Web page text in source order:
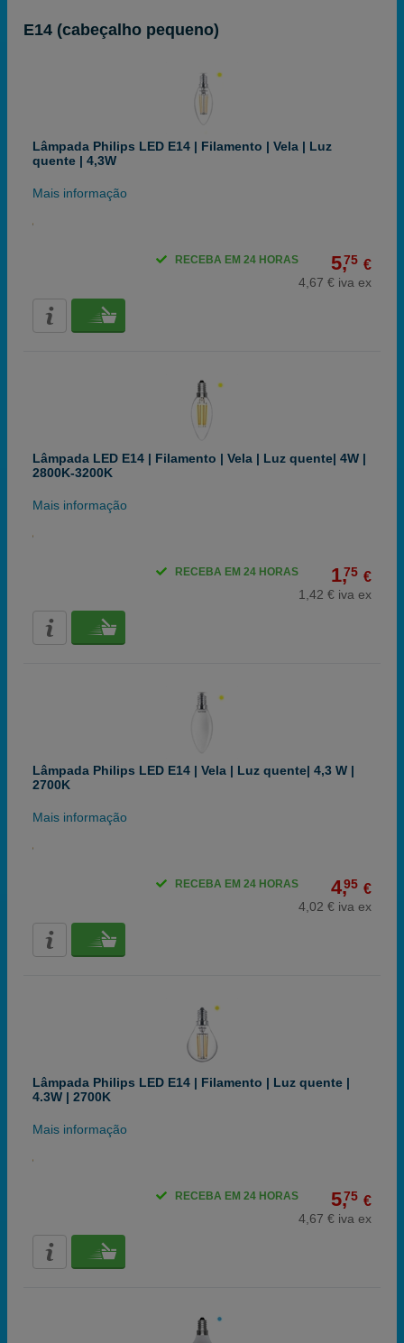
E14 (cabeçalho pequeno)
Lâmpada Philips LED E14 | Filamento | Vela | Luz
quente | 4,3W
Mais informação
5,75 €
4,67 € iva ex
RECEBA EM 24 HORAS
Lâmpada LED E14 | Filamento | Vela | Luz quente| 4W |
2800K-3200K
Mais informação
1,75 €
1,42 € iva ex
RECEBA EM 24 HORAS
Lâmpada Philips LED E14 | Vela | Luz quente| 4,3 W |
2700K
Mais informação
4,95 €
4,02 € iva ex
RECEBA EM 24 HORAS
Lâmpada Philips LED E14 | Filamento | Luz quente |
4.3W | 2700K
Mais informação
5,75 €
4,67 € iva ex
RECEBA EM 24 HORAS